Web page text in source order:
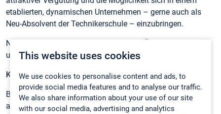
This website uses cookies
We use cookies to personalise content and ads, to
provide social media features and to analyse our traffic.
We also share information about your use of our site
with our social media, advertising and analytics
etablierten, dynamischen Unternehmen – gerne auch als
Neu-Absolvent der Technikerschule – einzubringen.
Nach erfolgreicher Einarbeitung ist eine Übernahme in ein
unbefristetes Arbeitsverhältnis geplant.
Kontakt:
Bitte senden Sie Ihre vollständigen Bewerbungsunterlagen
an unseren